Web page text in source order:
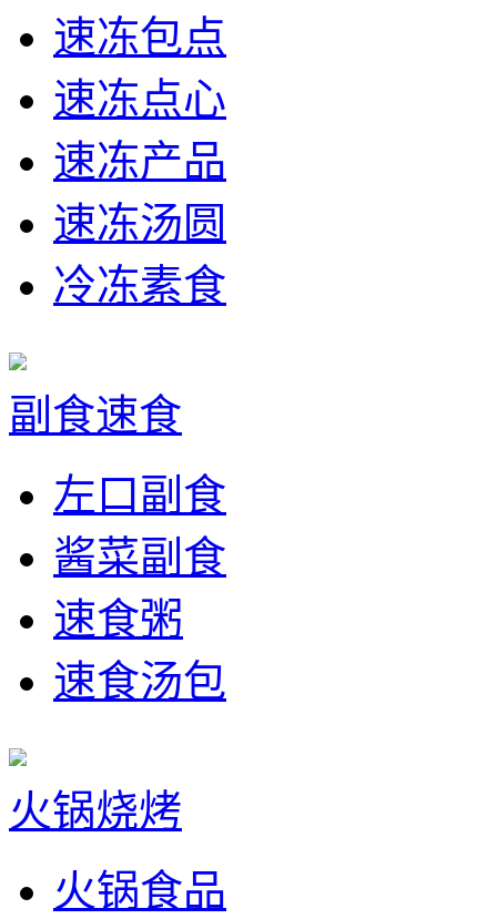
速冻包点
速冻点心
速冻产品
速冻汤圆
冷冻素食
副食速食
左口副食
酱菜副食
速食粥
速食汤包
火锅烧烤
火锅食品